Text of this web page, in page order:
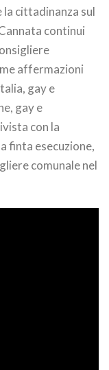
cittadinanza sul
continui
affermazioni
gay e
gay e
con la
finta esecuzione,
comunale nel